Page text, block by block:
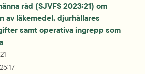
råd (SJVFS 2023:21) om
av läkemedel, djurhållares
samt operativa ingrepp som